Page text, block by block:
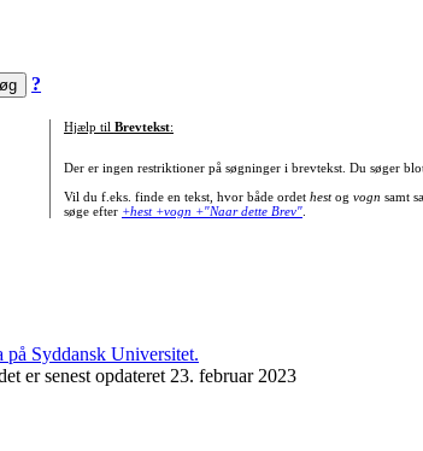
?
Hjælp til Brevtekst:
Der er ingen restriktioner på søgninger i brevtekst. Du søger
Vil du f.eks. finde en tekst, hvor både ordet hestog vogn samt
søge efter +hest +vogn +"Naar dette Brev".
er senest opdateret 23. februar 2023